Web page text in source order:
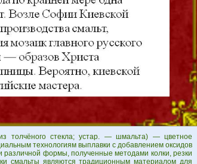
толчёного стекла; устар. — шмальта) — цветное
технологиям выплавки с добавлением оксидов
различной формы, полученные методами колки, резки
смальты являются традиционным материалом для